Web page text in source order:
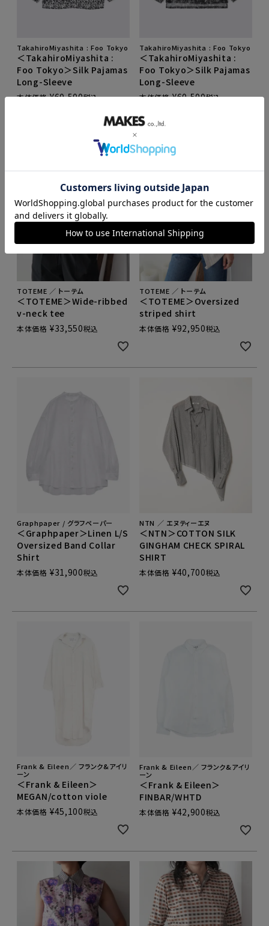
TakahiroMiyashita : Foo Tokyo
＜TakahiroMiyashita :
Foo Tokyo＞Silk Pajamas
Long-Sleeve
本体価格 ¥60,500税込
TakahiroMiyashita : Foo Tokyo
＜TakahiroMiyashita :
Foo Tokyo＞Silk Pajamas
Long-Sleeve
本体価格 ¥60,500税込
TOTEME ／ トーテム
＜TOTEME＞Wide-ribbed
v-neck tee
本体価格 ¥33,550税込
TOTEME ／ トーテム
＜TOTEME＞Oversized
striped shirt
本体価格 ¥92,950税込
Graphpaper / グラフペーパー
＜Graphpaper＞Linen L/S
Oversized Band Collar
Shirt
本体価格 ¥31,900税込
NTN ／ エヌティーエヌ
＜NTN＞COTTON SILK
GINGHAM CHECK SPIRAL
SHIRT
本体価格 ¥40,700税込
Frank & Eileen／ フランク&アイリ
ーン
＜Frank & Eileen＞
MEGAN/cotton viole
本体価格 ¥45,100税込
Frank & Eileen／ フランク&アイリ
ーン
＜Frank & Eileen＞
FINBAR/WHTD
本体価格 ¥42,900税込